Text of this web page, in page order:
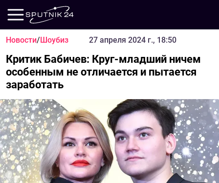
Новости/Шоубиз 27 апреля 2024 г., 18:50
Критик Бабичев: Круг-младший ничем
особенным не отличается и пытается
заработать